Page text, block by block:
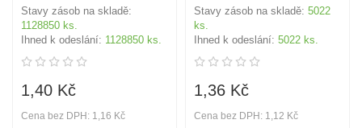
Stavy zásob na skladě:
1128850 ks.
Ihned k odeslání: 1128850 ks.
1,40 Kč
Cena bez DPH: 1,16 Kč
Stavy zásob na skladě: 5022
ks.
Ihned k odeslání: 5022 ks.
1,36 Kč
Cena bez DPH: 1,12 Kč